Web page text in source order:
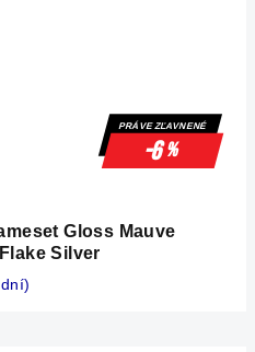
PRÁVE ZĽAVNENÉ
-6%
Gloss Mauve
Silver